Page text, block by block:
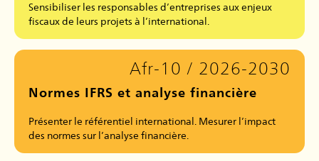
Sensibiliser les responsables d’entreprises aux enjeux
fiscaux de leurs projets à l’international.
Afr-10 / 2026-2030
Normes IFRS et analyse financière
Présenter le référentiel international. Mesurer l’impact
des normes sur l’analyse financière.